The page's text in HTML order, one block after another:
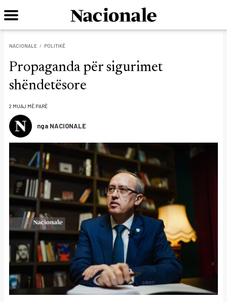
NACIONALE POLITIKË
Propaganda për sigurimet
shëndetësore
2 MUAJ MË PARË
nga NACIONALE